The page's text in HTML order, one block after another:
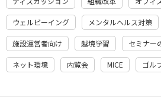
ウェルビーイング メンタルヘルス対策
施設運営者向け 越境学習 セミナー
ネット環境 内覧会 MICE ゴル